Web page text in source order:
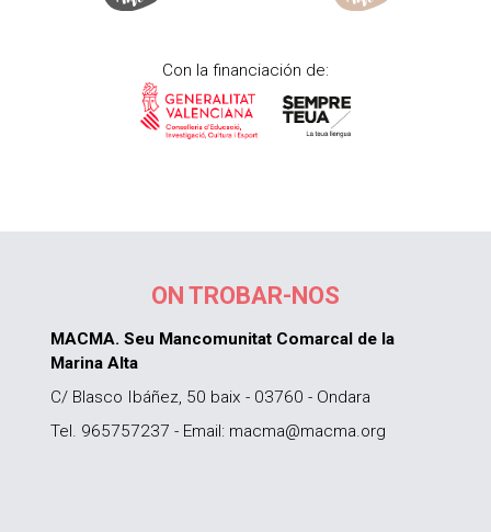
Con la financiación de:
ON TROBAR-NOS
MACMA. Seu Mancomunitat Comarcal de la
Marina Alta
C/ Blasco Ibáñez, 50 baix - 03760 - Ondara
Tel. 965757237 - Email: macma@macma.org